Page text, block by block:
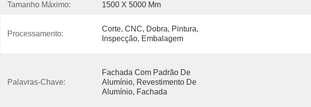
Tamanho Máximo: 1500 X 5000 Mm
Processamento:
Corte, CNC, Dobra, Pintura,
Inspecção, Embalagem
Palavras-Chave:
Fachada Com Padrão De
Alumínio, Revestimento De
Alumínio, Fachada